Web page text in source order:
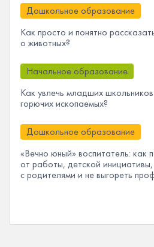
Дошкольное образование
Как просто и понятно
о животных?
Начальное образование
Как увлечь младших
горючих ископаемых?
Дошкольное образование
«Вечно юный» воспитатель: как
от работы, детской
с родителями и не выгореть